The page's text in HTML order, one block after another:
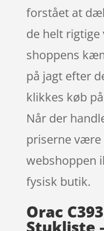
forstået at
de helt rigtige
shoppens
på jagt efter
klikkes køb
Når der
priserne være
webshoppen
fysisk butik.
Orac
Stukliste